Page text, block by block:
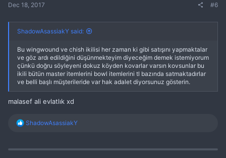
Dec 18, 2017 #6
ShadowAsassiakY said:
Bu wingwound ve chish ikilisi her zaman ki gibi satışını yapmaktalar
ve göz ardı edildiğini düşünmekteyim diyeceğim demek istemiyorum
çünkü doğru söyleyeni dokuz köyden kovarlar varsın kovsunlar bu
ikili bütün master itemlerini bowl itemlerini tl bazında satmaktadırlar
ve belli başlı müşterileride var hak adalet diyorsunuz gösterin.
malasef ali evlatlık xd
R
c
ShadowAsassiakY